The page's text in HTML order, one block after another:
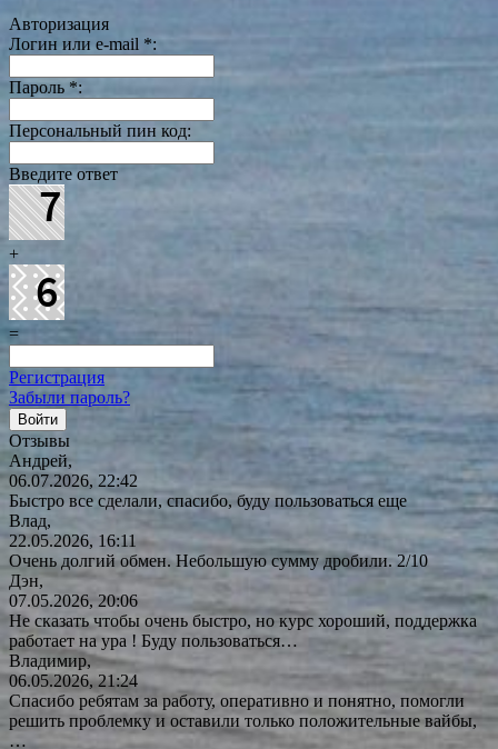
Авторизация
Логин или e-mail *:
Пароль *:
Персональный пин код:
Введите ответ
+
=
Регистрация
Забыли пароль?
Отзывы
Андрей,
06.07.2026, 22:42
Быстро все сделали, спасибо, буду пользоваться еще
Влад,
22.05.2026, 16:11
Очень долгий обмен. Небольшую сумму дробили. 2/10
Дэн,
07.05.2026, 20:06
Не сказать чтобы очень быстро, но курс хороший, поддержка
работает на ура ! Буду пользоваться…
Владимир,
06.05.2026, 21:24
Спасибо ребятам за работу, оперативно и понятно, помогли
решить проблемку и оставили только положительные вайбы,
…